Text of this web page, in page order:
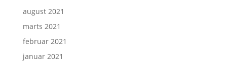
august 2021
marts 2021
februar 2021
januar 2021